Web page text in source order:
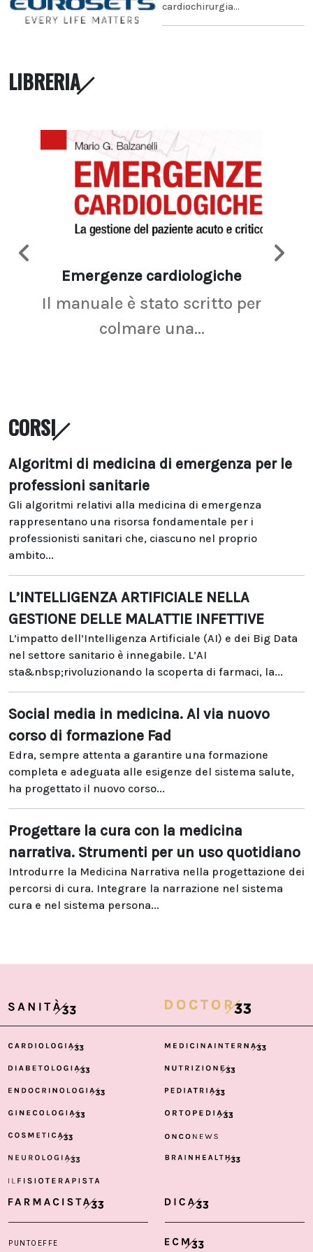
cardiochirurgia...
LIBRERIA
Emergenze cardiologiche
Il manuale è stato scritto per
colmare una...
CORSI
Algoritmi di medicina di emergenza per le
professioni sanitarie
Gli algoritmi relativi alla medicina di emergenza
rappresentano una risorsa fondamentale per i
professionisti sanitari che, ciascuno nel proprio
ambito...
L’INTELLIGENZA ARTIFICIALE NELLA
GESTIONE DELLE MALATTIE INFETTIVE
L’impatto dell’Intelligenza Artificiale (AI) e dei Big Data
nel settore sanitario è innegabile. L’AI
sta&nbsp;rivoluzionando la scoperta di farmaci, la...
Social media in medicina. Al via nuovo
corso di formazione Fad
Edra, sempre attenta a garantire una formazione
completa e adeguata alle esigenze del sistema salute,
ha progettato il nuovo corso...
Progettare la cura con la medicina
narrativa. Strumenti per un uso quotidiano
Introdurre la Medicina Narrativa nella progettazione dei
percorsi di cura. Integrare la narrazione nel sistema
cura e nel sistema persona...